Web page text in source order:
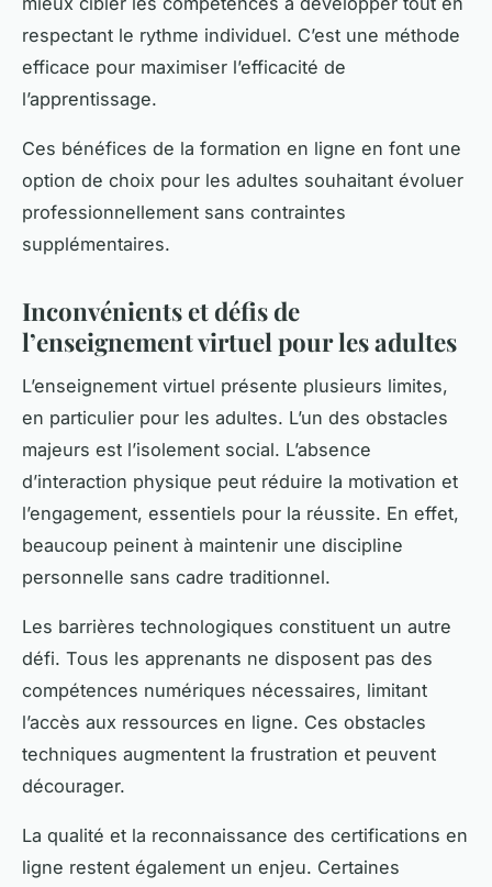
respectant le rythme individuel. C’est une méthode
efficace pour maximiser l’efficacité de
l’apprentissage.
Ces bénéfices de la formation en ligne en font une
option de choix pour les adultes souhaitant évoluer
professionnellement sans contraintes
supplémentaires.
Inconvénients et défis de
l’enseignement virtuel pour les adultes
L’enseignement virtuel présente plusieurs limites,
en particulier pour les adultes. L’un des obstacles
majeurs est l’isolement social. L’absence
d’interaction physique peut réduire la motivation et
l’engagement, essentiels pour la réussite. En effet,
beaucoup peinent à maintenir une discipline
personnelle sans cadre traditionnel.
Les barrières technologiques constituent un autre
défi. Tous les apprenants ne disposent pas des
compétences numériques nécessaires, limitant
l’accès aux ressources en ligne. Ces obstacles
techniques augmentent la frustration et peuvent
décourager.
La qualité et la reconnaissance des certifications en
ligne restent également un enjeu. Certaines